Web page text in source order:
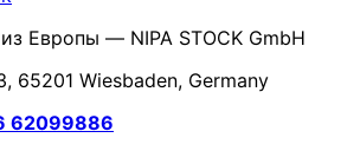
Европы — NIPA STOCK GmbH
65201 Wiesbaden, Germany
62099886